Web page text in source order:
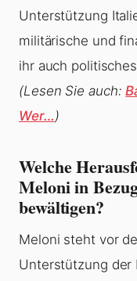
Unterstützung
militärische und
ihr auch
(Lesen Sie auch:
Wer…)
Welche
Meloni in
bewältigen?
Meloni steht vor
Unterstützung der